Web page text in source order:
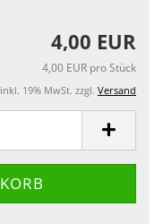
4,00 EUR
4,00 EUR pro Stück
inkl. 19% MwSt. zzgl. Versand